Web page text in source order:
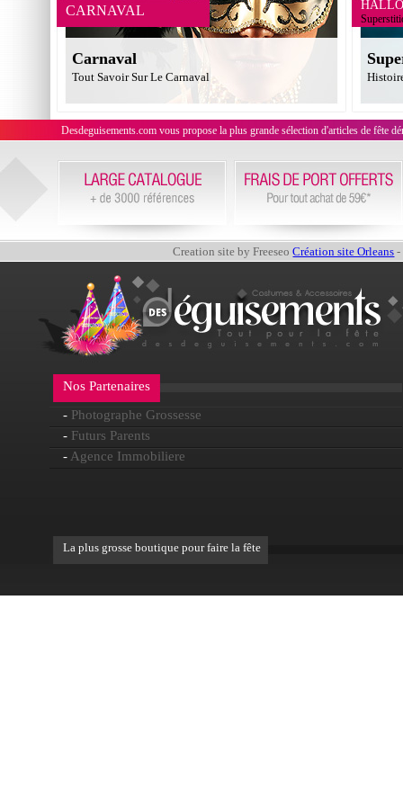
CARNAVAL
Carnaval
Tout Savoir Sur Le Carnaval
Desdeguisements.com vous propose la plus grande sélection d'articles de fête
Creation site by FreeseoCréation site Orleans -
Nos Partenaires
- Photographe Grossesse
- Futurs Parents
- Agence Immobiliere
La plus grosse boutique pour faire la fête